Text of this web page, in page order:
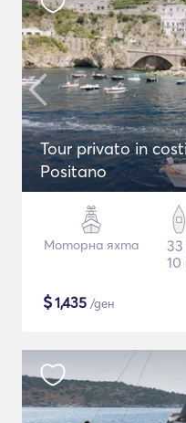
Tour privato in
Positano
Моторна яхта
10
$1,435 /ден